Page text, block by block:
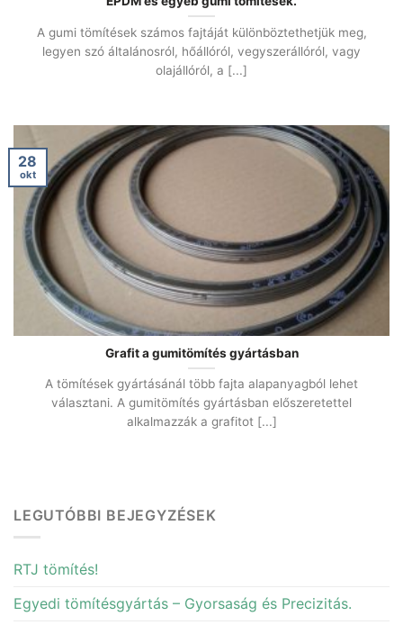
A gumi tömítések számos fajtáját különböztethetjük meg,
legyen szó általánosról, hőállóról, vegyszerállóról, vagy
olajállóról, a [...]
Grafit a gumitömítés gyártásban
A tömítések gyártásánál több fajta alapanyagból lehet
választani. A gumitömítés gyártásban előszeretettel
alkalmazzák a grafitot [...]
28
okt
LEGUTÓBBI BEJEGYZÉSEK
RTJ tömítés!
Egyedi tömítésgyártás – Gyorsaság és Precizitás.